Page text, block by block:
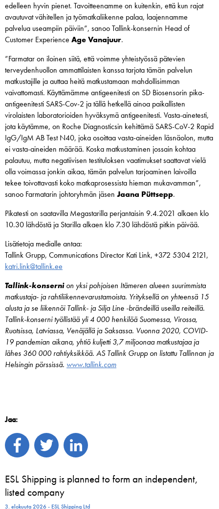
edelleen hyvin pienet. Tavoitteenamme on kuitenkin, että kun rajat
avautuvat vähitellen ja työmatkaliikenne palaa, laajennamme
palvelua useampiin päiviin”, sanoo Tallink-konsernin Head of
Customer Experience Age Vanajuur.
”Farmatar on iloinen siitä, että voimme yhteistyössä pätevien
terveydenhuollon ammattilaisten kanssa tarjota tämän palvelun
matkustajille ja auttaa heitä matkustamaan mahdollisimman
vaivattomasti. Käyttämämme antigeenitesti on SD Biosensorin pika-
antigeenitesti SARS-Cov-2 ja tällä hetkellä ainoa paikallisten
virolaisten laboratorioiden hyväksymä antigeenitesti. Vasta-ainetesti,
jota käytämme, on Roche Diagnosticsin kehittämä SARS-CoV-2 Rapid
IgG/IgM AB Test N40, joka osoittaa vasta-aineiden läsnäolon, mutta
ei vasta-aineiden määrää. Koska matkustaminen jossain kohtaa
palautuu, mutta negatiivisen testituloksen vaatimukset saattavat vielä
olla voimassa jonkin aikaa, tämän palvelun tarjoaminen laivoilla
tekee toivottavasti koko matkaprosessista hieman mukavamman”,
sanoo Farmatarin johtoryhmän jäsen Jaana Püttsepp.
Pikatesti on saatavilla Megastarilla perjantaisin 9.4.2021 alkaen klo
10.30 lähdöstä ja Starilla alkaen klo 7.30 lähdöstä pitkin päivää.
Lisätietoja medialle antaa:
Tallink Grupp, Communications Director Kati Link, +372 5304 2121,
katri.link@tallink.ee
Tallink-konsernion yksi pohjoisen Itämeren alueen suurimmista
matkustaja- ja rahtiliikennevarustamoista. Yrityksellä on yhteensä 15
alusta ja se liikennöi Tallink- ja Silja Line -brändeillä useilla reiteillä.
Tallink-konserni työllistää yli 4 000 henkilöä Suomessa, Virossa,
Ruotsissa, Latviassa, Venäjällä ja Saksassa. Vuonna 2020, COVID-
19 pandemian aikana, yhtiö kuljetti 3,7 miljoonaa matkustajaa ja
lähes 360 000 rahtiyksikköä. AS Tallink Grupp on listattu Tallinnan ja
Helsingin pörssissä. www.tallink.com
Jaa:
ESL Shipping is planned to form an independent,
listed company
3. elokuuta 2026 - ESL Shipping Ltd